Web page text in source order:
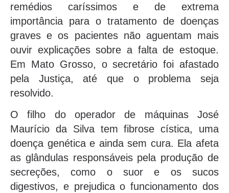
remédios caríssimos e de extrema
importância para o tratamento de doenças
graves e os pacientes não aguentam mais
ouvir explicações sobre a falta de estoque.
Em Mato Grosso, o secretário foi afastado
pela Justiça, até que o problema seja
resolvido.
O filho do operador de máquinas José
Maurício da Silva tem fibrose cística, uma
doença genética e ainda sem cura. Ela afeta
as glândulas responsáveis pela produção de
secreções, como o suor e os sucos
digestivos, e prejudica o funcionamento dos